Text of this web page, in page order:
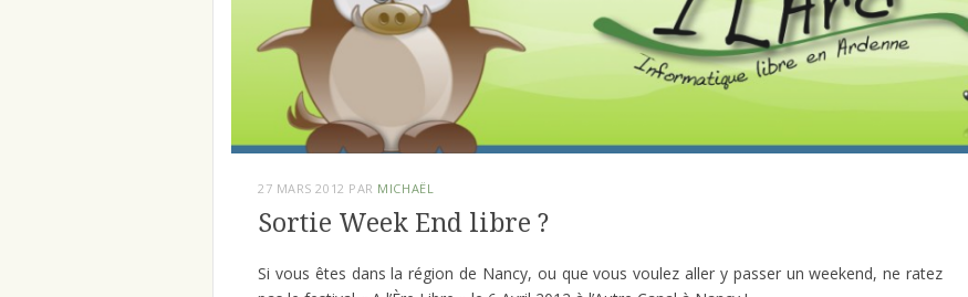
27 MARS 2012 PAR MICHAËL
Sortie Week End libre ?
Si vous êtes dans la région de Nancy, ou que vous voulez aller y passer un weekend, ne ratez